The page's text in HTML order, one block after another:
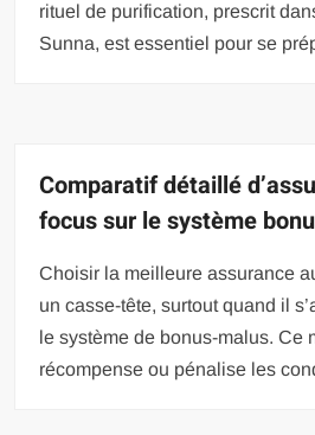
rituel de purification, prescrit
Sunna, est essentiel pour se
Comparatif détaillé
focus sur le système
Choisir la meilleure assurance
un casse-tête, surtout quand il
le système de bonus-malus. Ce
récompense ou pénalise les